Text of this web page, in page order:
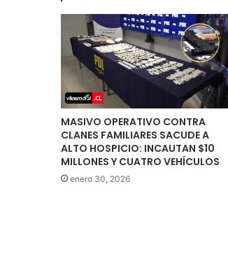
MASIVO OPERATIVO CONTRA
CLANES FAMILIARES SACUDE A
ALTO HOSPICIO: INCAUTAN $10
MILLONES Y CUATRO VEHÍCULOS
enero 30, 2026